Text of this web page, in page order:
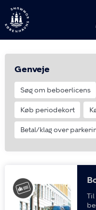
Til
Genveje
Søg om beboerlicens
Køb periodekort
Betal/klag over